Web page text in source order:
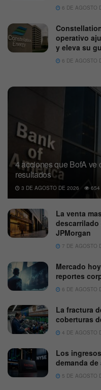
6 DE AGOSTO
operativo
y eleva su
6 DE AGOSTO
4 acciones que BofA ve
resultados
3 DE AGOSTO DE 2026 654
La venta
JPMorgan
7 DE AGOSTO
Mercado
reportes
6 DE AGOSTO
La fractura
coberturas
4 DE AGOSTO
Los
demanda
5 DE AGOSTO